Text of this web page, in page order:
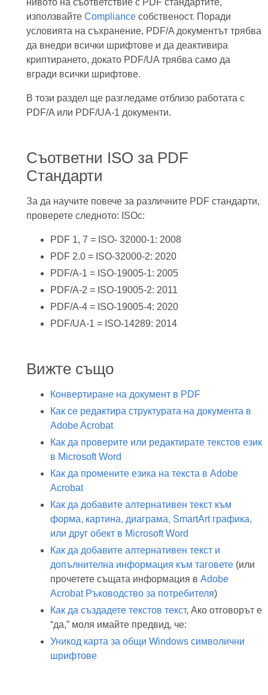
нивото на съответствие с PDF стандартите,
използвайте Complianceсобственост. Поради
условията на съхранение, PDF/A документът трябва
да внедри всички шрифтове и да деактивира
криптирането, докато PDF/UA трябва само да
вгради всички шрифтове.
В този раздел ще разгледаме отблизо работата с
PDF/A или PDF/UA-1 документи.
Съответни ISO за PDF
Стандарти
За да научите повече за различните PDF стандарти,
проверете следното: ISOс:
PDF 1, 7 = ISO- 32000-1: 2008
PDF 2.0 = ISO-32000-2: 2020
PDF/A-1 = ISO-19005-1: 2005
PDF/A-2 = ISO-19005-2: 2011
PDF/A-4 = ISO-19005-4: 2020
PDF/UA-1 = ISO-14289: 2014
Вижте също
Конвертиране на документ в PDF
Как се редактира структурата на документа в
Adobe Acrobat
Как да проверите или редактирате текстов език
в Microsoft Word
Как да промените езика на текста в Adobe
Acrobat
Как да добавите алтернативен текст към
форма, картина, диаграма, SmartArt графика,
или друг обект в Microsoft Word
Как да добавите алтернативен текст и
допълнителна информация към таговете(или
прочетете същата информация в Adobe
Acrobat Ръководство за потребителя)
Как да създадете текстов текст, Ако отговорът е
“да,” моля имайте предвид, че:
Уникод карта за общи Windows символични
шрифтове